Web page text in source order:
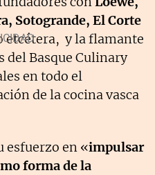
Sotogrande, El Corte
etcétera, y la flamante
del Basque Culinary
en todo el
de la cocina vasca
esfuerzo en «impulsar
forma de la